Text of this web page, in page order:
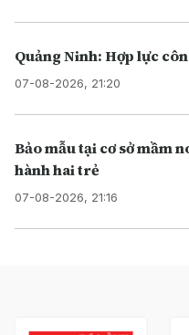
Quảng Ninh: Hợp lực
07-08-2026, 21:20
Bảo mẫu tại cơ sở mầm
hành hai trẻ
07-08-2026, 21:16